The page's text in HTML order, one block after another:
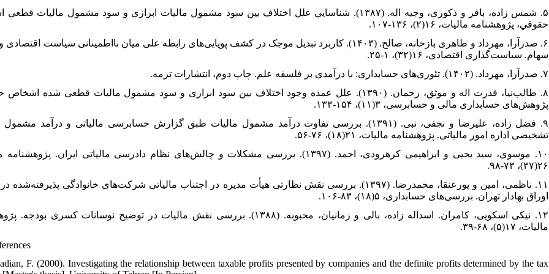
۵. شمس زاده، باقر و ذکوری، وجیه اله. (۱۳۸۷). شناسايي علل اختلاف بين سود مشمول ماليات ابرازي و سود مشمول ماليات
حقوقي، پژوهشنامه مالیات، ۱۶(۲)، ۱۳۶-۱۰۷.
۶. صدرآرا، مهرداد و طاهری بازخانه، صالح. (۱۴۰۳). کاربرد تبدیل موجک در کشف پویایی‌های رابطه علی میان نااطمینانی سیاست
سهام. سیاست‌گذاری اقتصادی، ۱۶(۳۲)، ۱-۲۵.
۷. صدرآرا، مهرداد. (۱۴۰۲). تئوری‌های حسابداری: با درآمدی بر فلسفه علم. چاپ دوم، انتشارات ترمه.
۸. طالب‌نیا، قدرت اله و موثق، رحمان. (۱۳۹۰). علل عمده وجود اختلاف بین سود ابرازی و سود مشمول مالیات قطعی شده
پژوهش‌های حسابداری مالی و حسابرسی، ۳(۱۱)، ۱۵۴-۱۳۳.
۹. فضل زاده، علیرضا و نجفی، نبی. (۱۳۹۱). بررسی تفاوت درآمد مشمول مالیات طبق گزارش حسابرسی مالیاتی و درآمد
تشخیصی اداره امور مالیاتی. پژوهشنامه مالیات، ۲۱(۱۸)، ۷۶-۵۶.
۱۰. موسوی، سید یحیی و ابراهیمی کرهرودی، احمد. (۱۳۹۷). بررسی مشکلات و چالش‌های نظام دادرسی مالیاتی ایران.
۲۶(۳۷)، ۷۳-۹۸.
۱۱. ناظمی، امین و پورعنقا، محمدرضا. (۱۳۹۷). بررسی نقش نظارتی هیأت مدیره در اجتناب مالیاتی شرکت‌های خانوادگی
اوراق بهادار تهران. بررسی‌های حسابداری، ۵(۱۸)، ۸۳-۱۰۶.
۱۲. نیکی اسکویی، کامران. اسداله زاده، بالی و زمانیان، محبوبه. (۱۳۸۸). بررسی نقش مالیات در توضیح نوسانات کسری
مالیات، ۱۷(۵)، ۶۸-۳۹.
F. (2000). Investigating the relationship between taxable profits presented by companies and the definite profits determined by the tax